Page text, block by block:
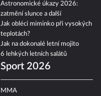
Astronomické úkazy 2026:
zatmění slunce a další
Jak obléci miminko při vysokých
teplotách?
Jak na dokonalé letní mojito
6 lehkých letních salátů
Sport 2026
MMA